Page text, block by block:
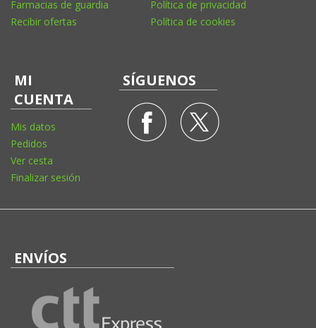
Farmacias de guardia
Recibir ofertas
Política de privacidad
Política de cookies
MI
CUENTA
Mis datos
Pedidos
Ver cesta
Finalizar sesión
SÍGUENOS
ENVÍOS